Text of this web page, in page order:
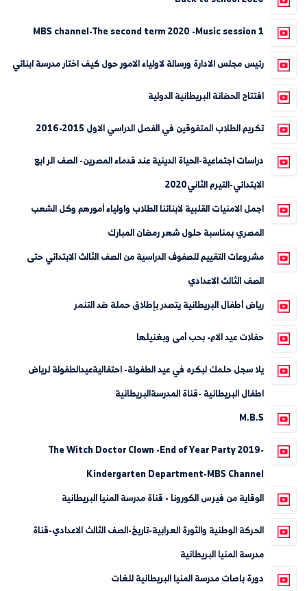
MBS channel-The second term 2020 -Music session 1
رئيس مجلس الادارة ورسالة لاولياء الامور حول كيف اختار مدرسة ابنائي
افتتاح الحضانة البريطانية الدولية
تكريم الطلاب المتفوقين في الفصل الدراسي الاول 2015-2016
دراسات اجتماعية-الحياة الدينية عند قدماء المصرين- الصف الر ابع
الابتدائي-التيرم الثاني2020
اجمل الامنيات القلبية لابنائنا الطلاب واولياء أمورهم وكل الشعب
المصري بمناسبة حلول شهر رمضان المبارك
مشروعات التقييم للصفوف الدراسية من الصف الثالث الابتدائي حتى
الصف الثالث الاعدادي
رياض أطفال البريطانية يتصدر بإطلاق حملة ضد التنمر
حفلات عيد الام- بحب أمى وبغنيلها
يلا سجل حلمك لبكره في عيد الطفولة- احتفاليةعيدالطفولة لرياض
اطفال البريطانية -قناة المدرسةالبريطانية
M.B.S
The Witch Doctor Clown -End of Year Party 2019-
Kindergarten Department-MBS Channel
الوقاية من فيرس الكورونا - قناة مدرسة المنيا البريطانية
الحركة الوطنية والثورة العرابية-تاريخ-الصف الثالث الاعدادي-قناة
مدرسة المنيا البريطانية
دورة باصات مدرسة المنيا البريطانية للغات